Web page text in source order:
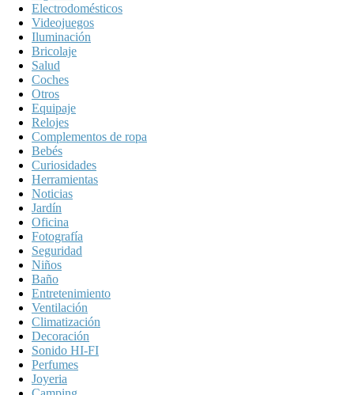
Electrodomésticos
Videojuegos
Iluminación
Bricolaje
Salud
Coches
Otros
Equipaje
Relojes
Complementos de ropa
Bebés
Curiosidades
Herramientas
Noticias
Jardín
Oficina
Fotografía
Seguridad
Niños
Baño
Entretenimiento
Ventilación
Climatización
Decoración
Sonido HI-FI
Perfumes
Joyeria